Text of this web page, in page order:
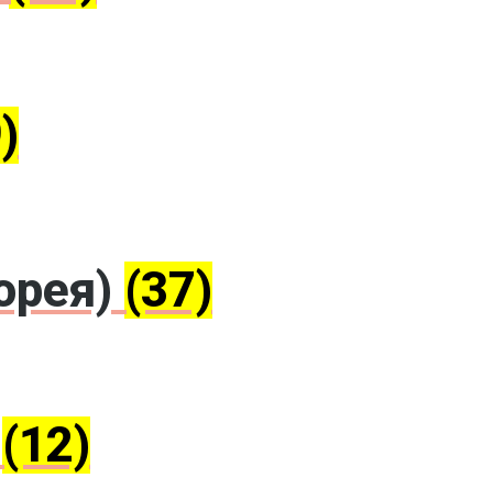
(37)
(12)